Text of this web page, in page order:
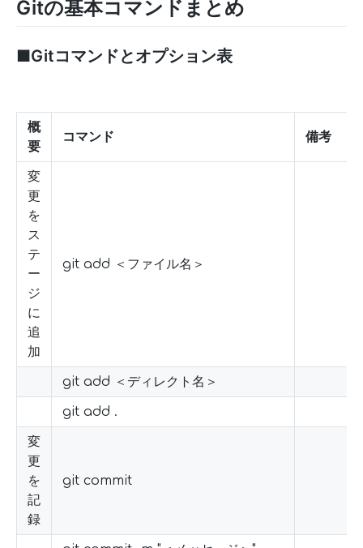
Gitの基本コマンドまとめ
■Gitコマンドとオプション表
概
要
コマンド 備考
変
更
を
ス
テ
ー
ジ
に
追
加
git add ＜ファイル名＞
git add ＜ディレクト名＞
git add .
変
更
を
記
録
git commit